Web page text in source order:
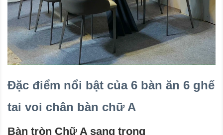
Đặc điểm nổi bật của 6 bàn ăn 6 ghế
tai voi chân bàn chữ A
Bàn tròn Chữ A sang trọng